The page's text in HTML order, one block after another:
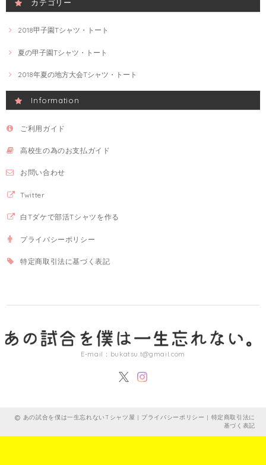
カテゴリー
2018甲子園Tシャツ・トート
夏の甲子園Tシャツ・トート
2018年夏の地方大会Tシャツ・トート
Information
ご利用ガイド
高校生の為のお支払ガイド
お問い合わせ
Twitter
白Tダケで部活Tシャツを作る
プライバシーポリシー
特定商取引法に基づく表記
E-mail： bukatsu.t@gmail.com
あの試合を僕は一生忘れないTシャツ屋 | プライバシーポリシー | 特定商取引法に
基づく表記